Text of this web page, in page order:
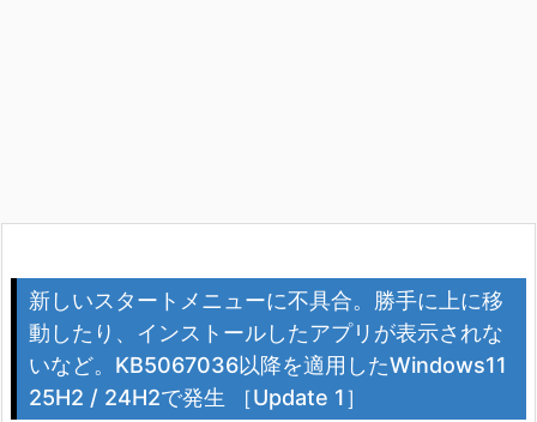
新しいスタートメニューに不具合。勝手に上に移
動したり、インストールしたアプリが表示されな
いなど。KB5067036以降を適用したWindows11
25H2 / 24H2で発生 ［Update 1］